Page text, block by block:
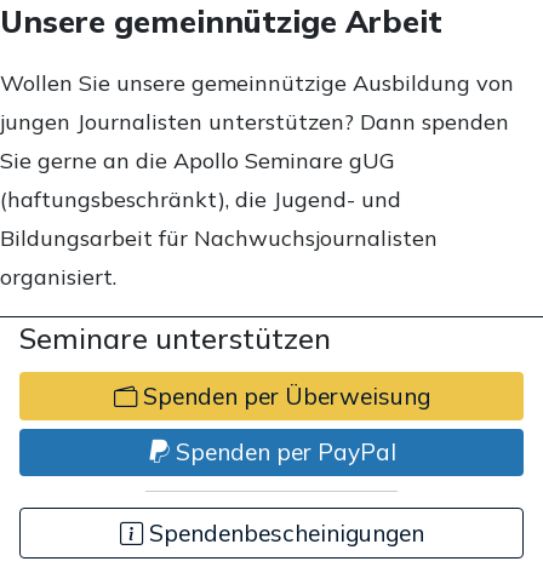
Unsere gemeinnützige Arbeit
Wollen Sie unsere gemeinnützige Ausbildung von
jungen Journalisten unterstützen? Dann spenden
Sie gerne an die Apollo Seminare gUG
(haftungsbeschränkt), die Jugend- und
Bildungsarbeit für Nachwuchsjournalisten
organisiert.
Seminare unterstützen
Spenden per Überweisung
Spenden per PayPal
Spendenbescheinigungen